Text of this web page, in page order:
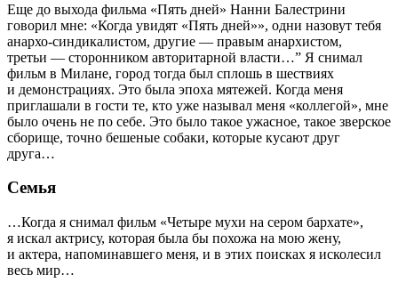
Еще до выхода фильма «Пять дней» Нанни Балестрини
говорил мне: «Когда увидят «Пять дней»», одни назовут тебя
анархо-синдикалистом, другие — правым анархистом,
третьи — сторонником авторитарной власти…” Я снимал
фильм в Милане, город тогда был сплошь в шествиях
и демонстрациях. Это была эпоха мятежей. Когда меня
приглашали в гости те, кто уже называл меня «коллегой», мне
было очень не по себе. Это было такое ужасное, такое зверское
сборище, точно бешеные собаки, которые кусают друг
друга…
Семья
…Когда я снимал фильм «Четыре мухи на сером бархате»,
я искал актрису, которая была бы похожа на мою жену,
и актера, напоминавшего меня, и в этих поисках я исколесил
весь мир…